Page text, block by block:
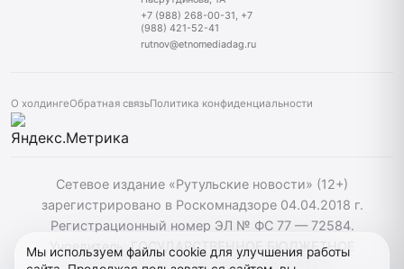
+7 (988) 268-00-31, +7
(988) 421-52-41
rutnov@etnomediadag.ru
О холдингеОбратная связьПолитика конфиденциальности
Сетевое издание «Рутульские новости» (12+)
зарегистрировано в Роскомнадзоре 04.04.2018 г.
Регистрационный номер ЭЛ № ФС 77 — 72584.
Учредитель: ГОСУДАРСТВЕННОЕ БЮДЖЕТНОЕ
Мы используем файлы cookie для улучшения работы